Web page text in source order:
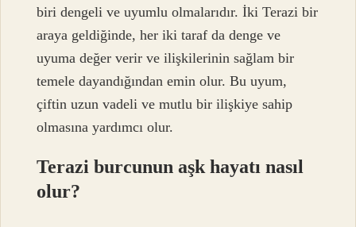
biri dengeli ve uyumlu olmalarıdır. İki Terazi bir
araya geldiğinde, her iki taraf da denge ve
uyuma değer verir ve ilişkilerinin sağlam bir
temele dayandığından emin olur. Bu uyum,
çiftin uzun vadeli ve mutlu bir ilişkiye sahip
olmasına yardımcı olur.
Terazi burcunun aşk hayatı nasıl
olur?